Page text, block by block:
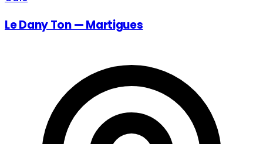
Le Dany Ton — Martigues